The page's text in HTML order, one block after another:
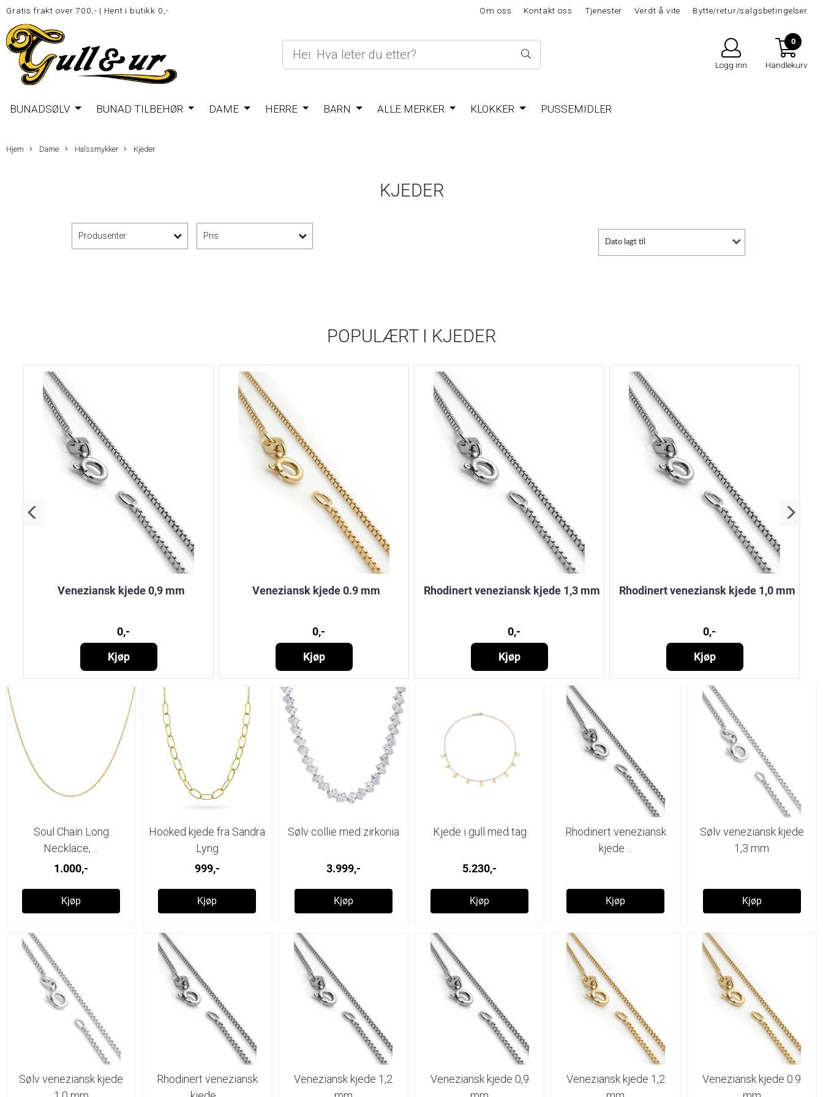
Gratis frakt over 700,- | Hent i butikk 0,- Om oss Kontakt oss Tjenester Verdt å vite Bytte/retur/salgsbetingelser
Logg inn
0
Handlekurv
BUNADSØLV BUNAD TILBEHØR DAME HERRE BARN ALLE MERKER KLOKKER PUSSEMIDLER
Hjem Dame Halssmykker Kjeder
KJEDER
Produsenter Pris
Dato lagt til
POPULÆRT I KJEDER
Veneziansk kjede 0,9 mm
0,-
Kjøp
Veneziansk kjede 0.9 mm
0,-
Kjøp
Rhodinert veneziansk kjede 1,3 mm
0,-
Kjøp
Rhodinert veneziansk kjede 1,0 mm
0,-
Kjøp
Soul Chain Long
Necklace, ...
1.000,-
Kjøp
Hooked kjede fra Sandra
Lyng
999,-
Kjøp
Sølv collie med zirkonia
3.999,-
Kjøp
Kjede i gull med tag
5.230,-
Kjøp
Rhodinert veneziansk
kjede ...
Kjøp
Sølv veneziansk kjede
1,3 mm
Kjøp
Sølv veneziansk kjede
Rhodinert veneziansk
Veneziansk kjede 1,2
Veneziansk kjede 0,9
Veneziansk kjede 1,2
Veneziansk kjede 0.9